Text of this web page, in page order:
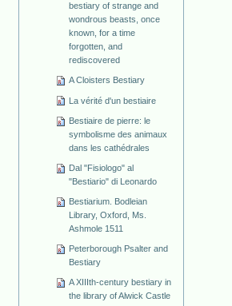
bestiary of strange and
wondrous beasts, once
known, for a time
forgotten, and
rediscovered
A Cloisters Bestiary
La vérité d'un bestiaire
Bestiaire de pierre: le
symbolisme des animaux
dans les cathédrales
Dal "Fisiologo" al
"Bestiario" di Leonardo
Bestiarium. Bodleian
Library, Oxford, Ms.
Ashmole 1511
Peterborough Psalter and
Bestiary
A XIIIth-century bestiary in
the library of Alwick Castle